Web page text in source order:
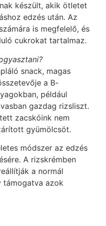
készült, akik ötletet
edzés után. Az
is megfelelő, és
cukrokat tartalmaz.
snack, magas
a B-
például
gazdag rizsliszt.
zacskóink nem
gyümölcsöt.
módszer az edzés
A rizskrémben
a normál
támogatva azok